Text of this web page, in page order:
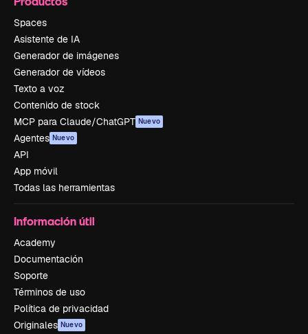
Spaces
Asistente de IA
Generador de imágenes
Generador de vídeos
Texto a voz
Contenido de stock
MCP para Claude/ChatGPT Nuevo
Agentes Nuevo
API
App móvil
Todas las herramientas
Información útil
Academy
Documentación
Soporte
Términos de uso
Política de privacidad
Originales Nuevo